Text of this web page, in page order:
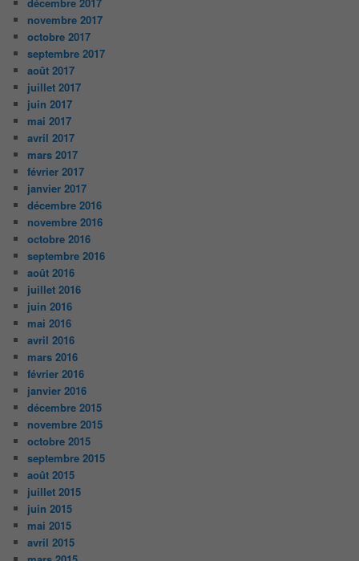
novembre 2017
octobre 2017
septembre 2017
août 2017
juillet 2017
juin 2017
mai 2017
avril 2017
mars 2017
février 2017
janvier 2017
décembre 2016
novembre 2016
octobre 2016
septembre 2016
août 2016
juillet 2016
juin 2016
mai 2016
avril 2016
mars 2016
février 2016
janvier 2016
décembre 2015
novembre 2015
octobre 2015
septembre 2015
août 2015
juillet 2015
juin 2015
mai 2015
avril 2015